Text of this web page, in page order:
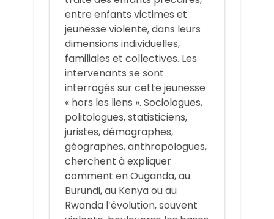
entre enfants victimes et
jeunesse violente, dans leurs
dimensions individuelles,
familiales et collectives. Les
intervenants se sont
interrogés sur cette jeunesse
« hors les liens ». Sociologues,
politologues, statisticiens,
juristes, démographes,
géographes, anthropologues,
cherchent à expliquer
comment en Ouganda, au
Burundi, au Kenya ou au
Rwanda l’évolution, souvent